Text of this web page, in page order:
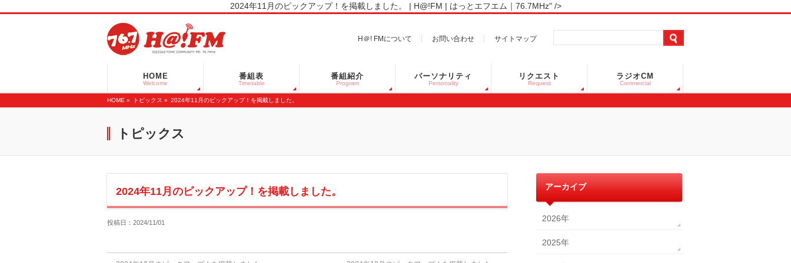
2024年11月のピックアップ！を掲載しました。 | H@!FM | はっとエフエム｜76.7MHz" />
H＠! FMについて お問い合わせ サイトマップ
HOME
Welcome
番組表
Timetable
番組紹介
Program
パーソナリティ
Personality
リクエスト
Request
ラジオCM
Commercial
HOME » トピックス » 2024年11月のピックアップ！を掲載しました。
トピックス
2024年11月のピックアップ！を掲載しました。
投稿日：2024/11/01
アーカイブ
2026年
2025年